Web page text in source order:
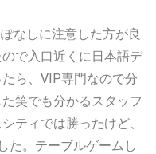
なしに注意した方が良
で入口近くに日本語デ
ら、VIP専門なので分
笑でも分かるスタッフ
ティでは勝ったけど、
た。テーブルゲームし